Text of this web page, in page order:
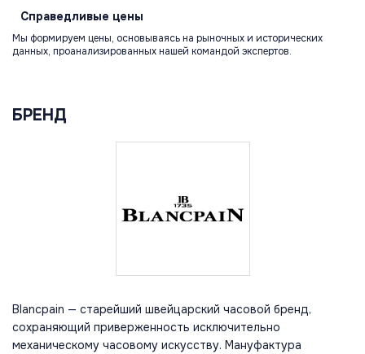
Справедливые цены
Мы формируем цены, основываясь на рыночных и исторических
данных, проанализированных нашей командой экспертов.
БРЕНД
Blancpain — старейший швейцарский часовой бренд,
сохраняющий приверженность исключительно
механическому часовому искусству. Мануфактура